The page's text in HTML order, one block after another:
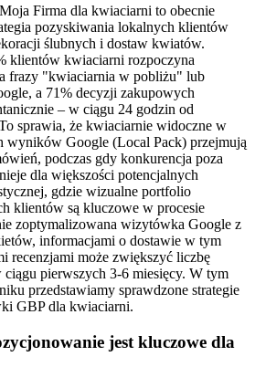
Firma dla kwiaciarni to obecnie
pozyskiwania lokalnych klientów
ślubnych i dostaw kwiatów.
klientów kwiaciarni rozpoczyna
frazy "kwiaciarnia w pobliżu" lub
a 71% decyzji zakupowych
– w ciągu 24 godzin od
sprawia, że kwiaciarnie widoczne w
wyników Google (Local Pack) przejmują
podczas gdy konkurencja poza
dla większości potencjalnych
gdzie wizualne portfolio
klientów są kluczowe w procesie
zoptymalizowana wizytówka Google z
informacjami o dostawie w tym
recenzjami może zwiększyć liczbę
pierwszych 3-6 miesięcy. W tym
przedstawiamy sprawdzone strategie
GBP dla kwiaciarni.
jest kluczowe dla